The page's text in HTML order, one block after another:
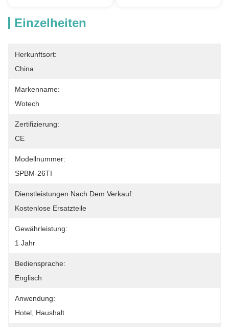
Einzelheiten
Herkunftsort:
China
Markenname:
Wotech
Zertifizierung:
CE
Modellnummer:
SPBM-26TI
Dienstleistungen Nach Dem Verkauf:
Kostenlose Ersatzteile
Gewährleistung:
1 Jahr
Bediensprache:
Englisch
Anwendung:
Hotel, Haushalt